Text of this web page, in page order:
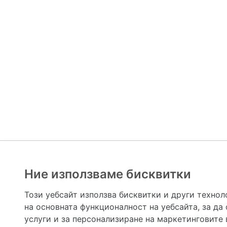
предназначена да служи само и единствено за
допълване на данните и за коригиране на
Ние използваме бисквитки
Този уебсайт използва бисквитки и други
на основната функционалност на уебсайта, за да
услуги и за персонализиране на